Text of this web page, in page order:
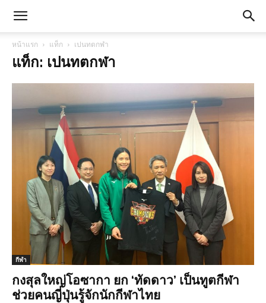
หน้าแรก แท็ก เปนทตกฬา
แท็ก: เปนทตกฬา
กีฬา
กงสุลใหญ่โอซากา ยก ‘ทัดดาว’ เป็นทูตกีฬา
ช่วยคนญี่ปุ่นรู้จักนักกีฬาไทย